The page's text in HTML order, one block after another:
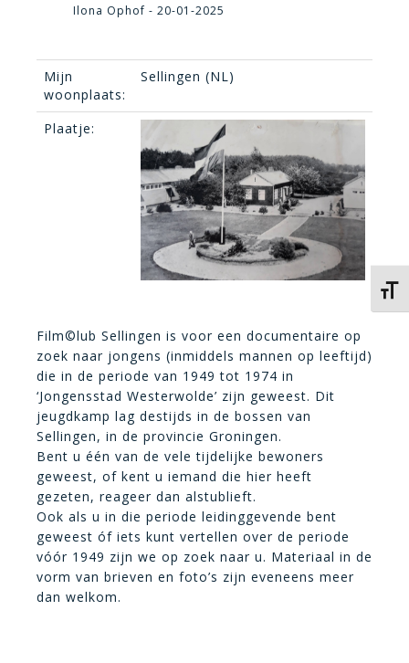
Ilona Ophof - 20-01-2025
Mijn
woonplaats:
Sellingen (NL)
Plaatje:
Film©lub Sellingen is voor een documentaire op
zoek naar jongens (inmiddels mannen op leeftijd)
die in de periode van 1949 tot 1974 in
‘Jongensstad Westerwolde’ zijn geweest. Dit
jeugdkamp lag destijds in de bossen van
Sellingen, in de provincie Groningen.
Bent u één van de vele tijdelijke bewoners
geweest, of kent u iemand die hier heeft
gezeten, reageer dan alstublieft.
Ook als u in die periode leidinggevende bent
geweest óf iets kunt vertellen over de periode
vóór 1949 zijn we op zoek naar u. Materiaal in de
vorm van brieven en foto’s zijn eveneens meer
dan welkom.